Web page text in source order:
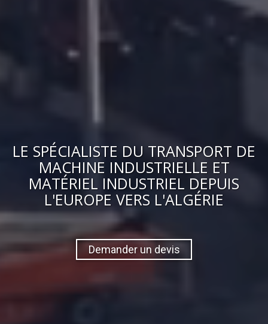
LE SPÉCIALISTE DU TRANSPORT DE
MACHINE INDUSTRIELLE ET
MATÉRIEL INDUSTRIEL DEPUIS
L'EUROPE VERS L'ALGÉRIE
Demander un devis